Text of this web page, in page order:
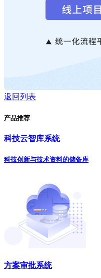
返回列表
产品推荐
科技云智库系统
科技创新与技术资料的储备库
方案审批系统